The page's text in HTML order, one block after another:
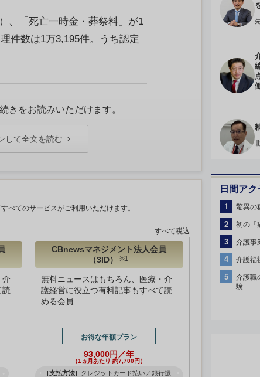
、「死亡一時金・葬祭料」が1
件数は1万3,195件。うち認定
きをお読みいただけます。
して全文を読む
べてのサービスがご利用いただけます。
すべて税込
介
読
CBnewsマネジメント法人会員
（3ID）
※1
無料ニュースはもちろん、医療・介
護経営に役立つ有料記事もすべて読
める会員
お得な年額プラン
93,000円／年
（1ヵ月あたり 約7,700円）
[支払方法]
クレジットカード払い／銀行振
日間ア
1 驚異の
2 初の「
3 介護事
4 介護福
5
介護職
験